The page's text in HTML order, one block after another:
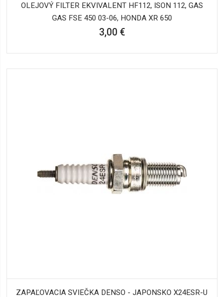
OLEJOVÝ FILTER EKVIVALENT HF112, ISON 112, GAS
GAS FSE 450 03-06, HONDA XR 650
3,00 €
ZAPAĽOVACIA SVIEČKA DENSO - JAPONSKO X24ESR-U